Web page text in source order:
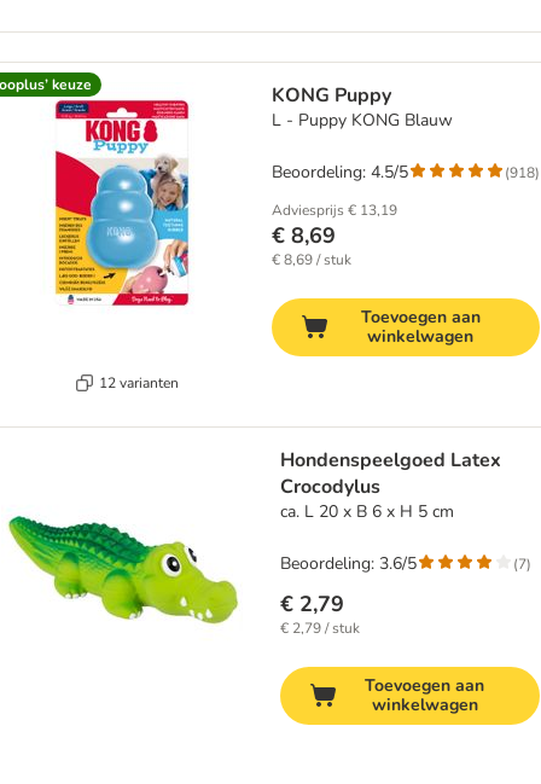
keuze
12 varianten
KONG Puppy
L - Puppy KONG Blauw
Adviesprijs € 13,19
€ 8,69
€ 8,69 / stuk
Beoordeling: 4.5/5 (918)
Toevoegen aan
winkelwagen
Hondenspeelgoed Latex
Crocodylus
ca. L 20 x B 6 x H 5 cm
€ 2,79
€ 2,79 / stuk
Beoordeling: 3.6/5 (7)
Toevoegen aan
winkelwagen